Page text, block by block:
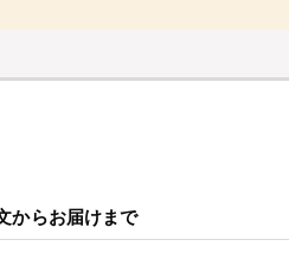
からお届けまで